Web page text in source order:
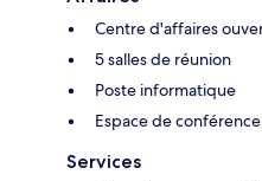
Centre d'affaires
5 salles de réunion
Poste informatique
Espace de
Services